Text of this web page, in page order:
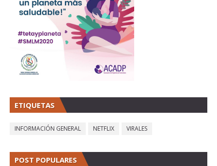
ETIQUETAS
INFORMACIÓN GENERAL NETFLIX VIRALES
POST POPULARES